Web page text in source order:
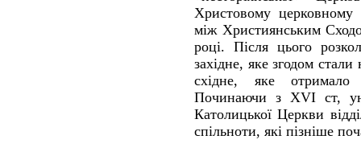
Христовому церковному
між Християнським
році. Після цього
західне, яке згодом
східне, яке
Починаючи з XVІ ст,
Католицької Церкви
спільноти, які пізніше